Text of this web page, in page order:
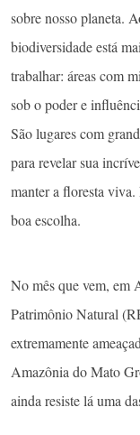
sobre nosso planeta.
biodiversidade está
trabalhar: áreas com
sob o poder e
São lugares com
para revelar sua
manter a floresta viva.
boa escolha.
No mês que vem, em
Patrimônio Natural
extremamente
Amazônia do Mato
ainda resiste lá uma